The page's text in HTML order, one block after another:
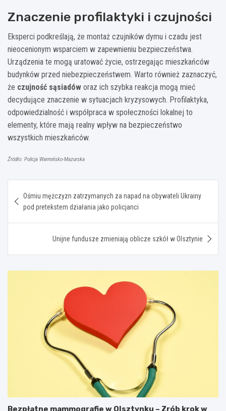
Znaczenie profilaktyki i czujności
Eksperci podkreślają, że montaż czujników dymu i czadu jest
nieocenionym wsparciem w zapewnieniu bezpieczeństwa.
Urządzenia te mogą uratować życie, ostrzegając mieszkańców
budynków przed niebezpieczeństwem. Warto również zaznaczyć,
że czujność sąsiadów oraz ich szybka reakcja mogą mieć
decydujące znaczenie w sytuacjach kryzysowych. Profilaktyka,
odpowiedzialność i współpraca w społeczności lokalnej to
elementy, które mają realny wpływ na bezpieczeństwo
wszystkich mieszkańców.
Źródło: Policja Warmińsko-Mazurska
wpisu
Ośmiu mężczyzn zatrzymanych za napad na obywateli Ukrainy
pod pretekstem działania jako policjanci
Unijne fundusze zmieniają oblicze szkół w Olsztynie
Bezpłatne mammografie w Olsztynku – Zrób krok w